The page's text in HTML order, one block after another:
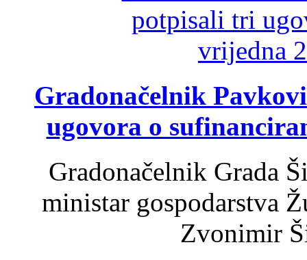
Gradonačelnik
ugovora o
Gradonačelnik Grada
ministar gospodarstva
Zvonimir